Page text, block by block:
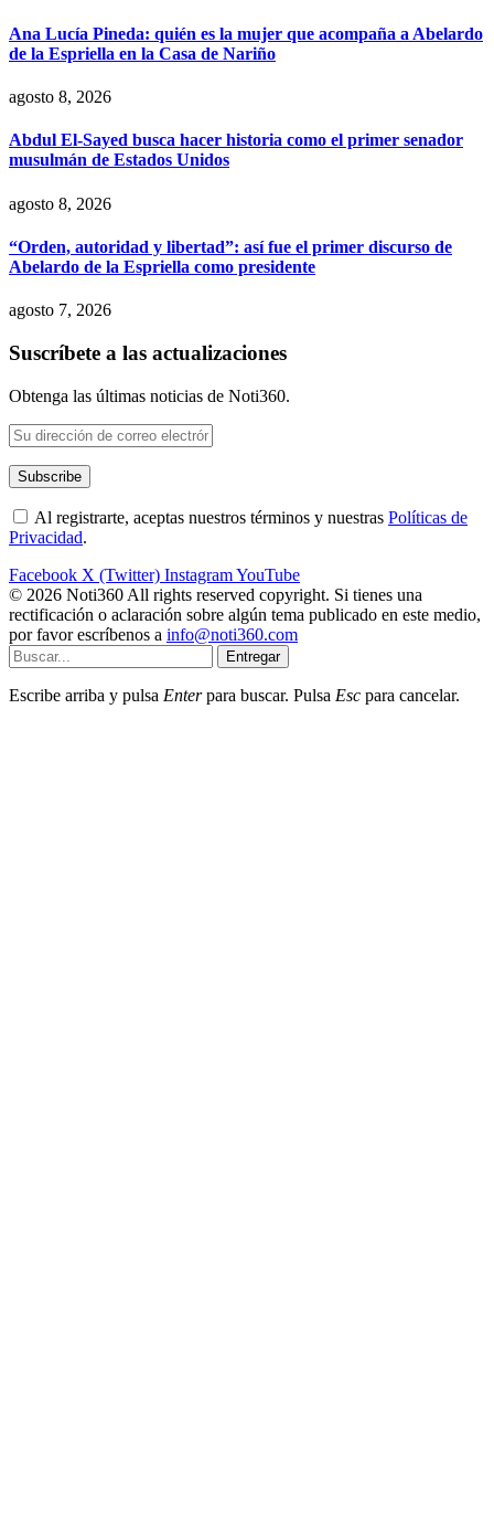
Ana Lucía Pineda: quién es la mujer que acompaña a Abelardo
de la Espriella en la Casa de Nariño
agosto 8, 2026
Abdul El-Sayed busca hacer historia como el primer senador
musulmán de Estados Unidos
agosto 8, 2026
“Orden, autoridad y libertad”: así fue el primer discurso de
Abelardo de la Espriella como presidente
agosto 7, 2026
Suscríbete a las actualizaciones
Obtenga las últimas noticias de Noti360.
Al registrarte, aceptas nuestros términos y nuestras Políticas de
Privacidad.
Facebook X (Twitter) InstagramYouTube
© 2026 Noti360 All rights reserved copyright. Si tienes una
rectificación o aclaración sobre algún tema publicado en este medio,
por favor escríbenos a info@noti360.com
Entregar
Escribe arriba y pulsa Enterpara buscar. Pulsa Esc para cancelar.